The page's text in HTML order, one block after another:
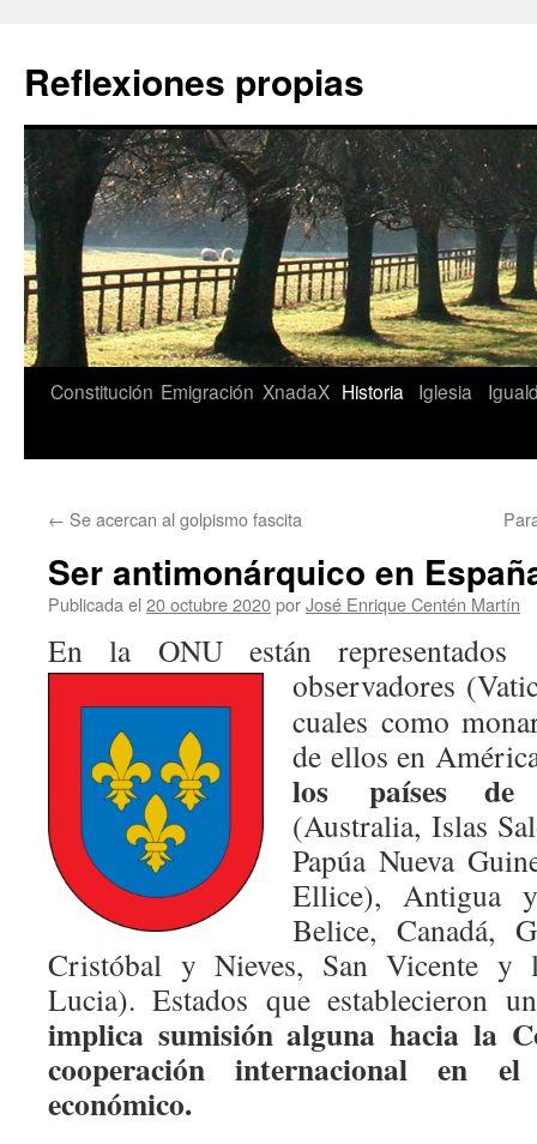
contenido
Reflexiones propias
Constitución Emigración XnadaX Historia Iglesia
← Se acercan al golpismo fascita
Ser antimonárquico en
Publicada el 20 octubre 2020porJosé Enrique Centén Martín
En la ONU están
observadores
cuales como
de ellos en
los países
(Australia, Islas
Papúa Nueva
Ellice), Antigua
Belice, Canadá,
Cristóbal y Nieves, San Vicente y
Lucia). Estados que establecieron
implica sumisión alguna hacia la
cooperación internacional en
económico.